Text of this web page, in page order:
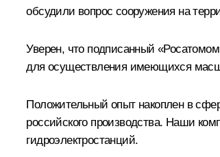
обсудили вопрос сооружения на
Уверен, что подписанный
для осуществления имеющихся
Положительный опыт накоплен в
российского производства. Наши
гидроэлектростанций.